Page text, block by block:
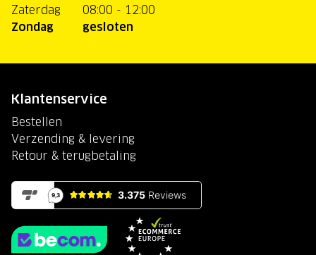
Zaterdag
08:00 - 12:00
Zondag
gesloten
Klantenservice
Bestellen
Verzending & levering
Retour & terugbetaling